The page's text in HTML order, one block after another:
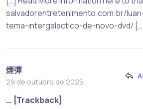
salvadorentretenimento.com.br/
tema-intergalactico-de-novo-dvd/
煙彈
29 de outubro de 2025
… [Trackback]